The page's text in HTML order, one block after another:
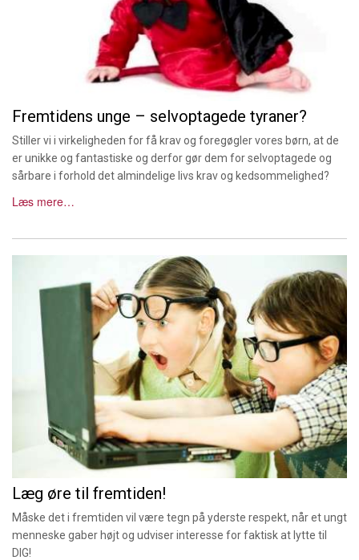
Fremtidens unge – selvoptagede tyraner?
Stiller vi i virkeligheden for få krav og foregøgler vores børn, at de
er unikke og fantastiske og derfor gør dem for selvoptagede og
sårbare i forhold det almindelige livs krav og kedsommelighed?
Læs mere…
Læg øre til fremtiden!
Måske det i fremtiden vil være tegn på yderste respekt, når et ungt
menneske gaber højt og udviser interesse for faktisk at lytte til
DIG!